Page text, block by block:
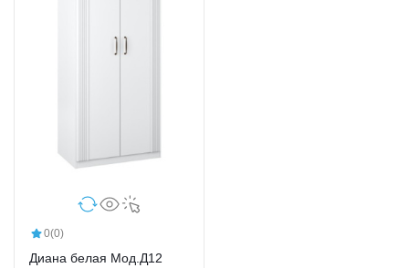
0(0)
Диана белая Мод.Д12